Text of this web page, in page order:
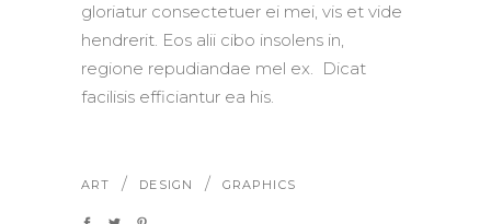
gloriatur consectetuer ei mei, vis et vide
hendrerit. Eos alii cibo insolens in,
regione repudiandae mel ex. Dicat
facilisis efficiantur ea his.
ART / DESIGN / GRAPHICS